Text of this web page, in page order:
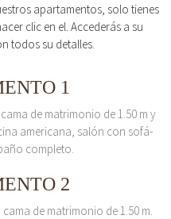
apartamentos, solo tienes
clic en el. Accederás a su
todos su detalles.
1
de matrimonio de 1.50 m y
americana, salón con sofá-
completo.
2
de matrimonio de 1.50 m.